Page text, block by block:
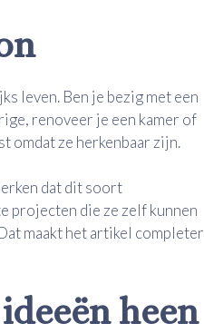
leven. Ben je bezig met een
renoveer je een kamer of
omdat ze herkenbaar zijn.
dat dit soort
projecten die ze zelf kunnen
maakt het artikel completer
heen